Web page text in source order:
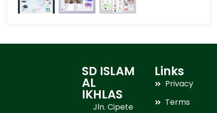
SD ISLAM
AL
IKHLAS
Jln. Cipete
Links
Privacy
Terms